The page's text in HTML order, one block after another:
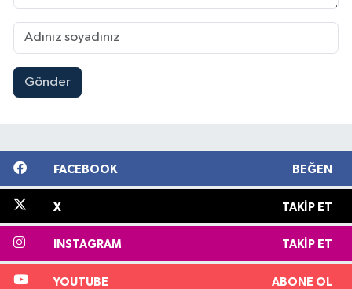
Gönder
FACEBOOK BEĞEN
X TAKIP ET
INSTAGRAM TAKIP ET
YOUTUBE ABONE OL